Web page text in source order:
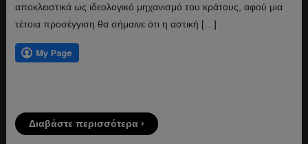
αποκλειστικά ως ιδεολογικό μηχανισμό του κράτους, αφού μια
τέτοια προσέγγιση θα σήμαινε ότι η αστική […]
Διαβάστε περισσότερα ›